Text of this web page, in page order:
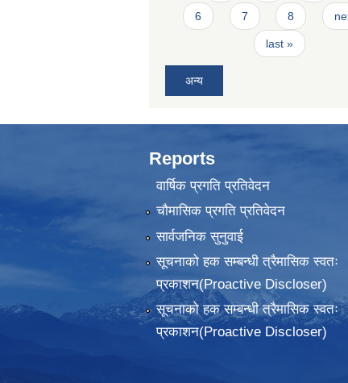
6 7 8
last »
अन्य
Reports
वार्षिक प्रगति प्रतिवेदन
चौमासिक प्रगति प्रतिवेदन
सार्वजनिक सुनुवाई
सूचनाको हक सम्बन्धी त्रैमासिक स्वतः
प्रकाशन(Proactive Discloser)
सूचनाको हक सम्बन्धी त्रैमासिक स्वतः
प्रकाशन(Proactive Discloser)